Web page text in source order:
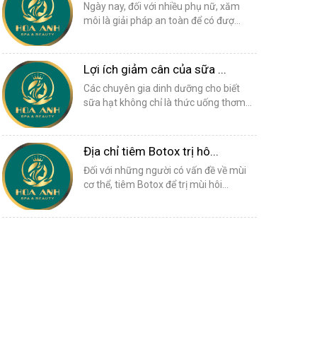
Ngày nay, đối với nhiều phụ nữ, xăm
môi là giải pháp an toàn để có đượ...
Lợi ích giảm cân của sữa ...
Các chuyên gia dinh dưỡng cho biết
sữa hạt không chỉ là thức uống thơm...
Địa chỉ tiêm Botox trị hô...
Đối với những người có vấn đề về mùi
cơ thể, tiêm Botox để trị mùi hôi...